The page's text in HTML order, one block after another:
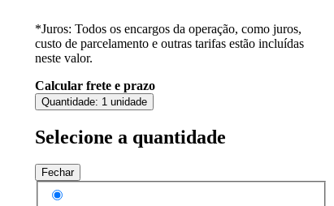
*Juros: Todos os encargos da operação, como juros,
custo de parcelamento e outras tarifas estão incluídas
neste valor.
Calcular frete e prazo
Quantidade: 1 unidade
Selecione a quantidade
Fechar